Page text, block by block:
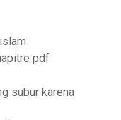
pdf
subur karena